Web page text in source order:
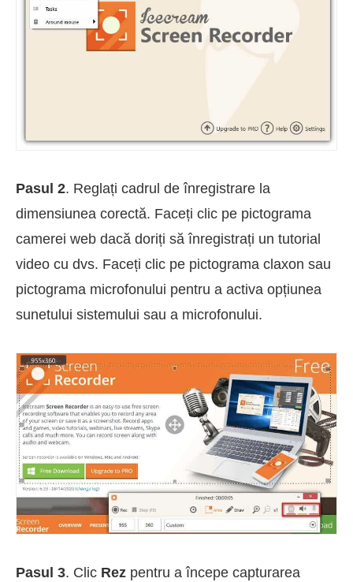
Pasul 2. Reglați cadrul de înregistrare la
dimensiunea corectă. Faceți clic pe pictograma
camerei web dacă doriți să înregistrați un tutorial
video cu dvs. Faceți clic pe pictograma claxon sau
pictograma microfonului pentru a activa opțiunea
sunetului sistemului sau a microfonului.
Pasul 3. Clic Rez pentru a începe capturarea